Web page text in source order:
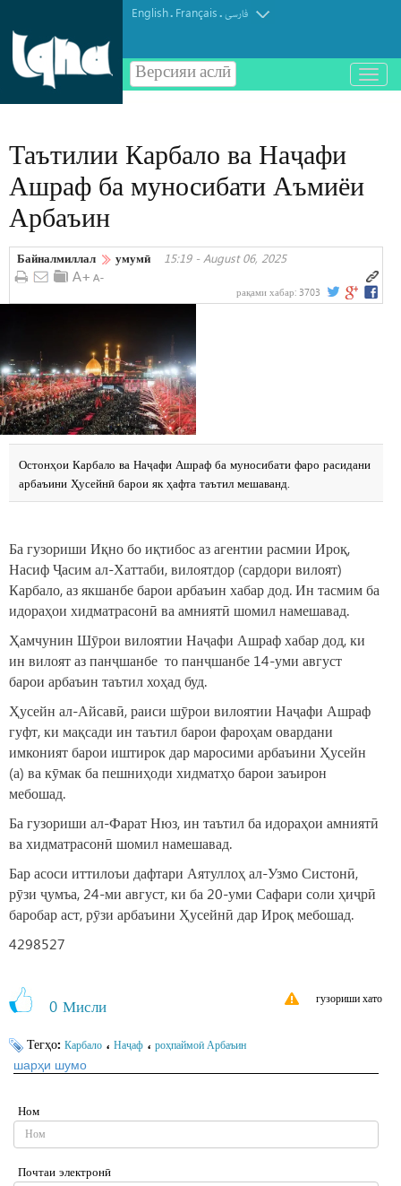
English. Français.فارسی
Версияи аслӣ
باز
و
Таътилии Карбало ва Наҷафи
Ашраф ба муносибати Аъмиёи
Арбаъин
Байналмиллал умумӣ 15:19 - August 06, 2025
рақами хабар: 3703
Остонҳои Карбало ва Наҷафи Ашраф ба муносибати фаро расидани
арбаъини Ҳусейнӣ барои як ҳафта таътил мешаванд.
Ба гузориши Иқно бо иқтибос аз агентии расмии Ироқ,
Насиф Ҷасим ал-Хаттаби, вилоятдор (сардори вилоят)
Карбало, аз якшанбе барои арбаъин хабар дод. Ин тасмим ба
идораҳои хидматрасонӣ ва амниятӣ шомил намешавад.
Ҳамчунин Шӯрои вилоятии Наҷафи Ашраф хабар дод, ки
ин вилоят аз панҷшанбе то панҷшанбе 14-уми август
барои арбаъин таътил хоҳад буд.
Ҳусейн ал-Айсавӣ, раиси шӯрои вилоятии Наҷафи Ашраф
гуфт, ки мақсади ин таътил барои фароҳам овардани
имконият барои иштирок дар маросими арбаъини Ҳусейн
(а) ва кӯмак ба пешниҳоди хидматҳо барои заъирон
мебошад.
Ба гузориши ал-Фарат Нюз, ин таътил ба идораҳои амниятӣ
ва хидматрасонӣ шомил намешавад.
Бар асоси иттилоъи дафтари Аятуллоҳ ал-Узмо Систонӣ,
рӯзи ҷумъа, 24-ми август, ки ба 20-уми Сафари соли ҳиҷрӣ
баробар аст, рӯзи арбаъини Ҳусейнӣ дар Ироқ мебошад.
4298527
0 Мисли гузориши хато
Тегҳо: Карбало ، Наҷаф ، роҳпаймоӣ Арбаъин
шарҳи шумо
Ном
Почтаи электронӣ